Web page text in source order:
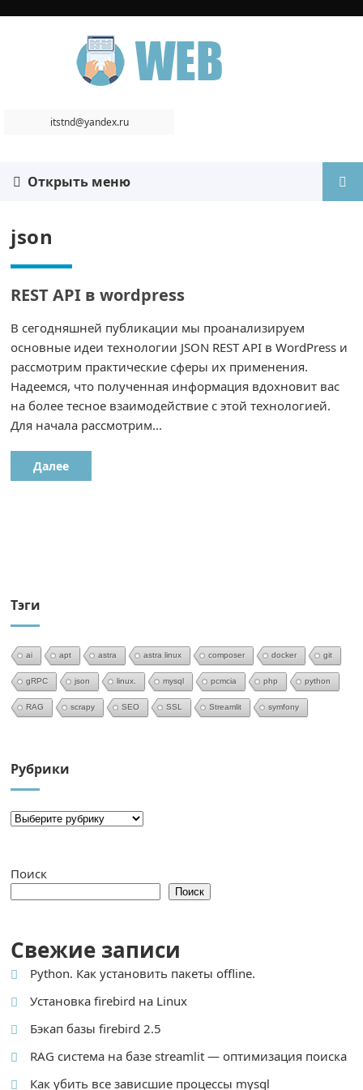
itstnd@yandex.ru
Открыть меню
json
REST API в wordpress
В сегодняшней публикации мы проанализируем
основные идеи технологии JSON REST API в WordPress и
рассмотрим практические сферы их применения.
Надеемся, что полученная информация вдохновит вас
на более тесное взаимодействие с этой технологией.
Для начала рассмотрим...
Далее
Тэги
ai apt astra astra linux composer docker git
gRPC json linux. mysql pcmcia php python
RAG scrapy SEO SSL Streamlit symfony
Рубрики
Поиск
Поиск
Свежие записи
Python. Как установить пакеты offline.
Установка firebird на Linux
Бэкап базы firebird 2.5
RAG система на базе streamlit — оптимизация поиска
Как убить все зависшие процессы mysql